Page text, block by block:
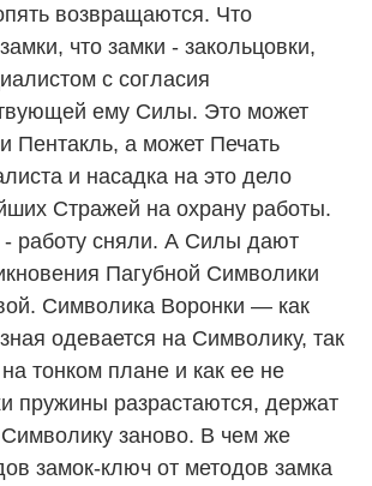
возвращаются. Что
что замки - закольцовки,
с согласия
ему Силы. Это может
Пентакль, а может Печать
и насадка на это дело
Стражей на охрану работы.
- работу сняли. А Силы дают
Пагубной Символики
Символика Воронки — как
одевается на Символику, так
тонком плане и как ее не
пружины разрастаются, держат
заново. В чем же
замок-ключ от методов замка